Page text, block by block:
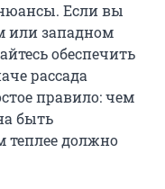
Если вы
или западном
обеспечить
рассада
правило: чем
быть
теплее должно